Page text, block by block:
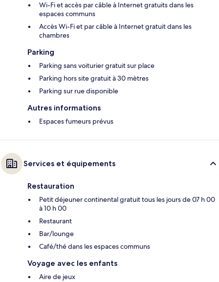
Wi-Fi et accès par câble à Internet gratuits dans les
espaces communs
Accès Wi-Fi et par câble à Internet gratuit dans les
chambres
Parking
Parking sans voiturier gratuit sur place
Parking hors site gratuit à 30 mètres
Parking sur rue disponible
Autres informations
Espaces fumeurs prévus
Services et équipements
Restauration
Petit déjeuner continental gratuit tous les jours de 07 h 00
à 10 h 00
Restaurant
Bar/lounge
Café/thé dans les espaces communs
Voyage avec les enfants
Aire de jeux